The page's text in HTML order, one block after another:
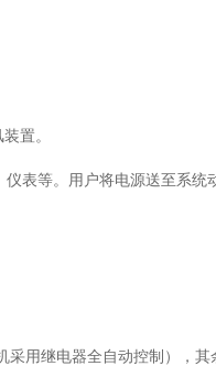
置。
仪表等。用户将电源送至系统
采用继电器全自动控制），其